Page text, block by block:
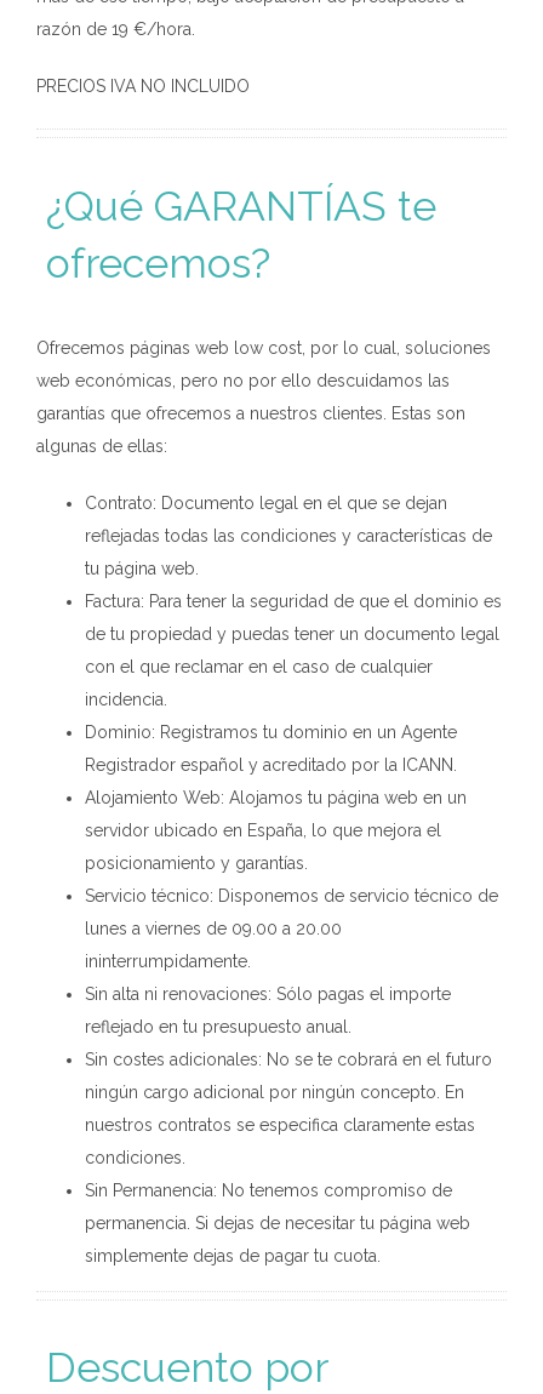
razón de 19 €/hora.
PRECIOS IVA NO INCLUIDO
¿Qué GARANTÍAS te
ofrecemos?
Ofrecemos páginas web low cost, por lo cual, soluciones
web económicas, pero no por ello descuidamos las
garantías que ofrecemos a nuestros clientes. Estas son
algunas de ellas:
Contrato: Documento legal en el que se dejan
reflejadas todas las condiciones y características de
tu página web.
Factura: Para tener la seguridad de que el dominio es
de tu propiedad y puedas tener un documento legal
con el que reclamar en el caso de cualquier
incidencia.
Dominio: Registramos tu dominio en un Agente
Registrador español y acreditado por la ICANN.
Alojamiento Web: Alojamos tu página web en un
servidor ubicado en España, lo que mejora el
posicionamiento y garantías.
Servicio técnico: Disponemos de servicio técnico de
lunes a viernes de 09.00 a 20.00
ininterrumpidamente.
Sin alta ni renovaciones: Sólo pagas el importe
reflejado en tu presupuesto anual.
Sin costes adicionales: No se te cobrará en el futuro
ningún cargo adicional por ningún concepto. En
nuestros contratos se especifica claramente estas
condiciones.
Sin Permanencia: No tenemos compromiso de
permanencia. Si dejas de necesitar tu página web
simplemente dejas de pagar tu cuota.
Descuento por